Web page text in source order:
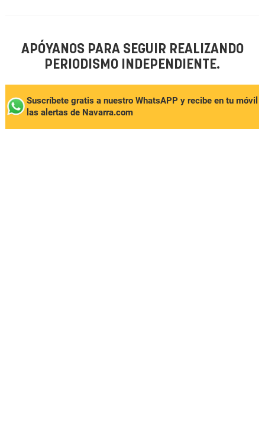
APÓYANOS PARA SEGUIR REALIZANDO
PERIODISMO INDEPENDIENTE.
Suscríbete gratis a nuestro WhatsAPP y recibe en tu móvil
las alertas de Navarra.com